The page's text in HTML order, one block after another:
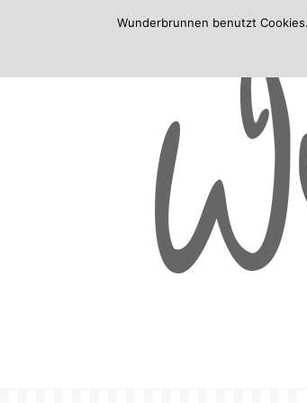
Wunderbrunnen benutzt